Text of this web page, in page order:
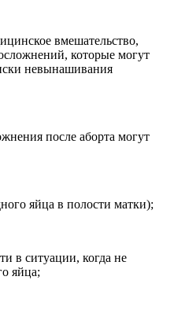
вмешательство,
которые могут
невынашивания
после аборта могут
яйца в полости матки);
в ситуации, когда не
яйца;